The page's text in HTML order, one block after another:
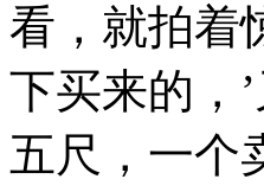
看，就拍着
下买来的，
五尺，一个